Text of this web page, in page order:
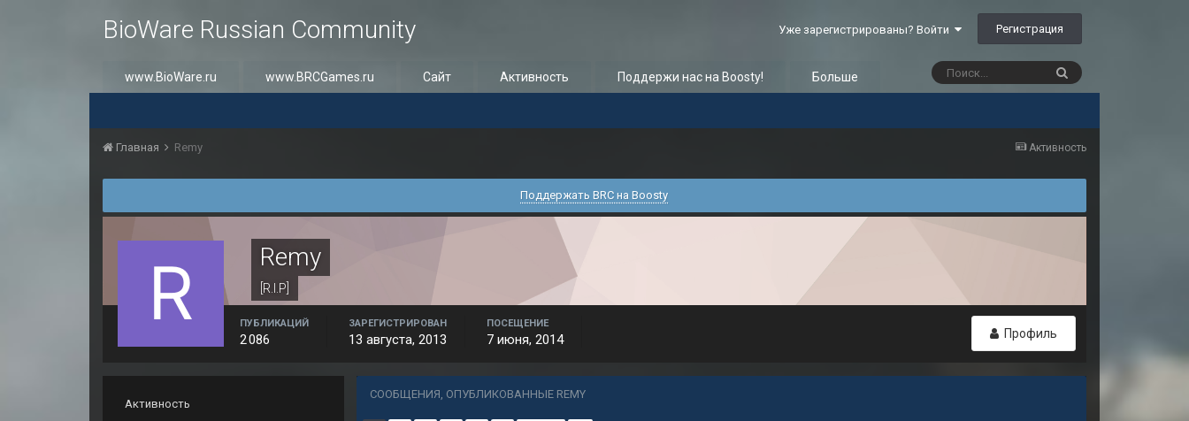
BioWare Russian Community Уже зарегистрированы? Войти Регистрация
www.BioWare.ru www.BRCGames.ru Сайт Активность Поддержи нас на Boosty! Больше
Активность
Главная Rеmy
Поддержать BRC на Boosty
Rеmy
[R.I.P]
Профиль
ПУБЛИКАЦИЙ
2 086
ЗАРЕГИСТРИРОВАН
13 августа, 2013
ПОСЕЩЕНИЕ
7 июня, 2014
Активность
СООБЩЕНИЯ, ОПУБЛИКОВАННЫЕ RЕMY